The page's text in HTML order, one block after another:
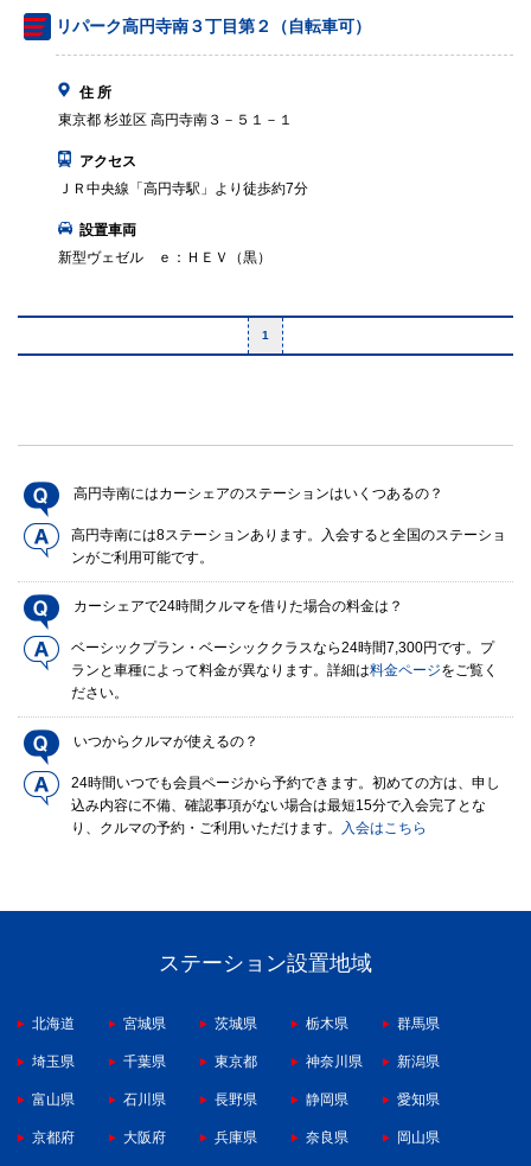
リパーク高円寺南３丁目第２（自転車可）
住 所
東京都 杉並区 高円寺南３－５１－１
アクセス
ＪＲ中央線「高円寺駅」より徒歩約7分
設置車両
新型ヴェゼル ｅ：ＨＥＶ（黒）
1
高円寺南にはカーシェアのステーションはいくつあるの？
高円寺南には8ステーションあります。入会すると全国のステーショ
ンがご利用可能です。
カーシェアで24時間クルマを借りた場合の料金は？
ベーシックプラン・ベーシッククラスなら24時間7,300円です。プ
ランと車種によって料金が異なります。詳細は料金ページをご覧く
ださい。
いつからクルマが使えるの？
24時間いつでも会員ページから予約できます。初めての方は、申し
込み内容に不備、確認事項がない場合は最短15分で入会完了とな
り、クルマの予約・ご利用いただけます。
入会はこちら
ステーション設置地域
北海道 宮城県 茨城県 栃木県 群馬県
埼玉県 千葉県 東京都 神奈川県 新潟県
富山県 石川県 長野県 静岡県 愛知県
京都府 大阪府 兵庫県 奈良県 岡山県